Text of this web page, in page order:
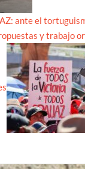
ante el
y trabajo